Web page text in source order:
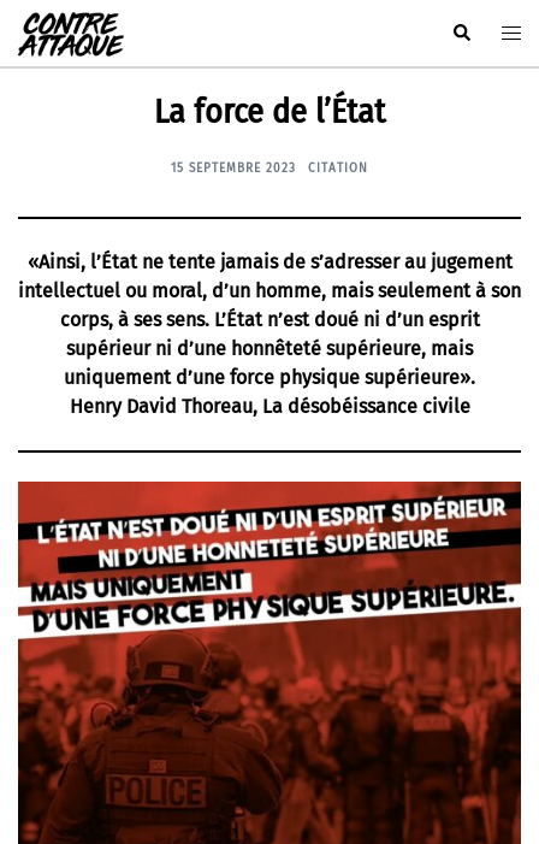
Aller
au
contenu
Rechercher
La force de l’État
15 SEPTEMBRE 2023 CITATION
«Ainsi, l’État ne tente jamais de s’adresser au jugement
intellectuel ou moral, d’un homme, mais seulement à son
corps, à ses sens. L’État n’est doué ni d’un esprit
supérieur ni d’une honnêteté supérieure, mais
uniquement d’une force physique supérieure».
Henry David Thoreau, La désobéissance civile